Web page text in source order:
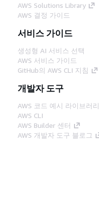
AWS Solutions Library
AWS 결정 가이드
서비스 가이드
생성형 AI 서비스 선택
AWS 서비스 가이드
GitHub의 AWS CLI 지침
개발자 도구
AWS 코드 예시 라이브러리
AWS CLI
AWS Builder 센터
AWS 개발자 도구 블로그